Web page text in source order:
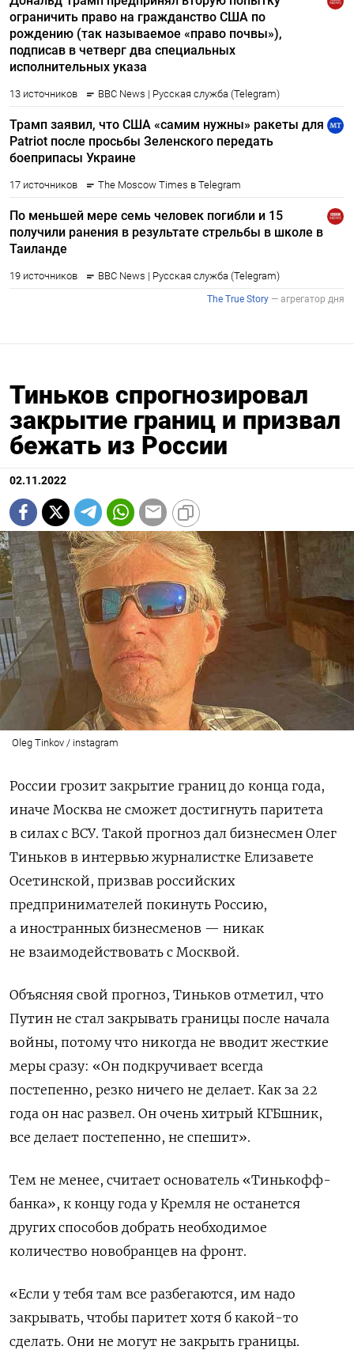
Тиньков спрогнозировал
закрытие границ и призвал
бежать из России
02.11.2022
Oleg Tinkov / instagram
России грозит закрытие границ до конца года,
иначе Москва не сможет достигнуть паритета
в силах с ВСУ. Такой прогноз дал бизнесмен Олег
Тиньков в интервью журналистке Елизавете
Осетинской, призвав российских
предпринимателей покинуть Россию,
а иностранных бизнесменов — никак
не взаимодействовать с Москвой.
Объясняя свой прогноз, Тиньков отметил, что
Путин не стал закрывать границы после начала
войны, потому что никогда не вводит жесткие
меры сразу: «Он подкручивает всегда
постепенно, резко ничего не делает. Как за 22
года он нас развел. Он очень хитрый КГБшник,
все делает постепенно, не спешит».
Тем не менее, считает основатель «Тинькофф-
банка», к концу года у Кремля не останется
других способов добрать необходимое
количество новобранцев на фронт.
«Если у тебя там все разбегаются, им надо
закрывать, чтобы паритет хотя б какой-то
сделать. Они не могут не закрыть границы.